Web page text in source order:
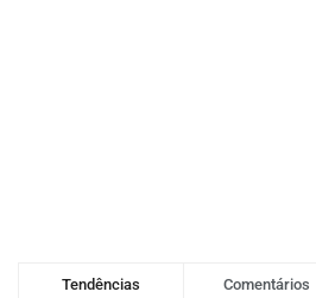
Tendências Comentários